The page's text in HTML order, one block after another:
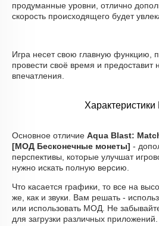
продуманные уровни, отлично
скорость происходящего будет
Игра несет свою главную функцию,
провести своё время и
впечатления.
Характеристики
Основное отличие Aqua Blast:
[МОД Бесконечные монеты] -
перспективы, которые улучшат
нужно искать полную версию.
Что касается графики, то все на
же, как и звуки. Вам решать -
или использовать МОД. Не
для загрузки различных приложений.